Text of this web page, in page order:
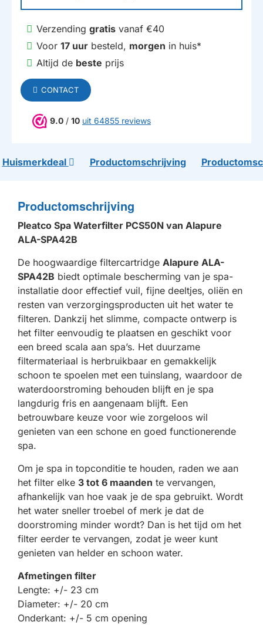
Verzending gratis vanaf €40
Voor 17 uur besteld, morgen in huis*
Altijd de beste prijs
CONTACT
9.0 / 10 uit 64855 reviews
Huismerkdeal Productomschrijving
Productomschrijving
Pleatco Spa Waterfilter PCS50N van Alapure
ALA-SPA42B
De hoogwaardige filtercartridge Alapure ALA-
SPA42B biedt optimale bescherming van je spa-
installatie door effectief vuil, fijne deeltjes, oliën en
resten van verzorgingsproducten uit het water te
filteren. Dankzij het slimme, compacte ontwerp is
het filter eenvoudig te plaatsen en geschikt voor
een breed scala aan spa’s. Het duurzame
filtermateriaal is herbruikbaar en gemakkelijk
schoon te spoelen met een tuinslang, waardoor de
waterdoorstroming behouden blijft en je spa
langdurig fris en aangenaam blijft. Een
betrouwbare keuze voor wie zorgeloos wil
genieten van een schone en goed functionerende
spa.
Om je spa in topconditie te houden, raden we aan
het filter elke 3 tot 6 maanden te vervangen,
afhankelijk van hoe vaak je de spa gebruikt. Wordt
het water sneller troebel of merk je dat de
doorstroming minder wordt? Dan is het tijd om het
filter eerder te vervangen, zodat je weer kunt
genieten van helder en schoon water.
Afmetingen filter
Lengte: +/- 23 cm
Diameter: +/- 20 cm
Onderkant: +/- 5 cm opening